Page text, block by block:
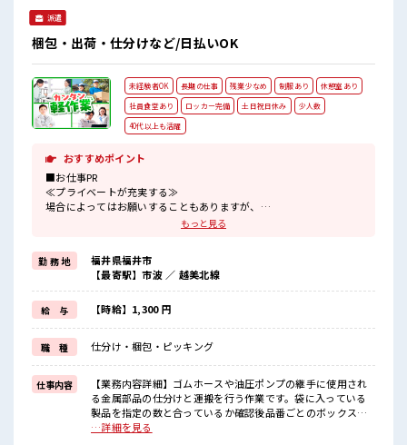
経験から始めた方もイッパイ！ まずはチャレンジしてみませ
んか？
派遣
梱包・出荷・仕分けなど/日払いOK
未経験者OK 長期の仕事 残業少なめ 制服あり
休憩室あり
社員食堂あり
ロッカー完備 土日祝日休み
少人数
40代以上も活躍
おすすめポイント
■お仕事PR
≪プライベートが充実する≫
場合によってはお願いすることもありますが、
週末は家族や友人と一緒にプライベート満喫！
≪ラクラク制服アリ≫
制服があるので、
毎日の服装の悩み解消♪
≪未経験の方も大カンゲイ≫
新しいことにチャレンジするのは不安だけど、
しっかり働く環境が整っています！
イチからスキルUP・ステップUP目指していきましょう！
≪様々なお仕事をご提案≫
一人で悩まず気軽に相談できる、
派遣のお仕事です！
■職場の雰囲気
もっと見る
勤 務 地
福井県福井市
【最寄駅】市波 ／ 越美北線
給 与 【時給】1,300 円
職 種 仕分け・梱包・ピッキング
仕事内容
【業務内容詳細】ゴムホースや油圧ポンプの継手に使用され
る金属部品の仕分けと運搬を行う作業です。袋に入っている
製品を指定の数と合っているか確認後品番ごとのボックスに
投入。一定数溜まったら部品の入った箱をパレットに荷済み
…詳細を見る